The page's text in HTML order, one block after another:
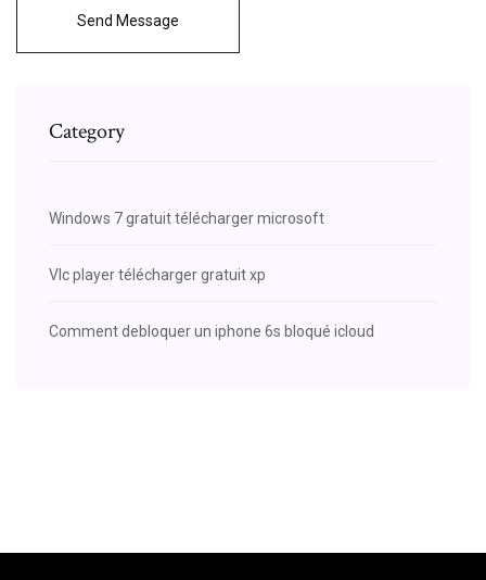
Send Message
Category
Windows 7 gratuit télécharger microsoft
Vlc player télécharger gratuit xp
Comment debloquer un iphone 6s bloqué icloud